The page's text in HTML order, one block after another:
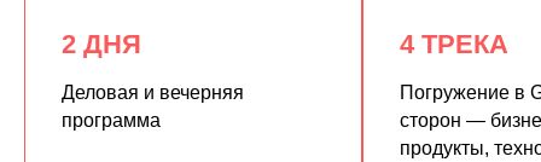
2 ДНЯ
Деловая и вечерняя
программа
4 ТРЕКА
Погружение в
сторон —
продукты,